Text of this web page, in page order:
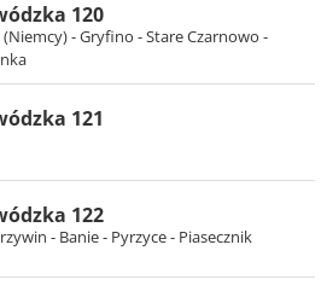
120
- Gryfino - Stare Czarnowo -
121
122
- Banie - Pyrzyce - Piasecznik